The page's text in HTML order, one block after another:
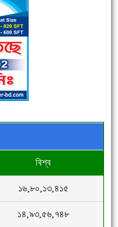
বিশ্ব
১৬,৮০,১৩,৪১৫
১৪,৯৩,৫৬,৭৪৮